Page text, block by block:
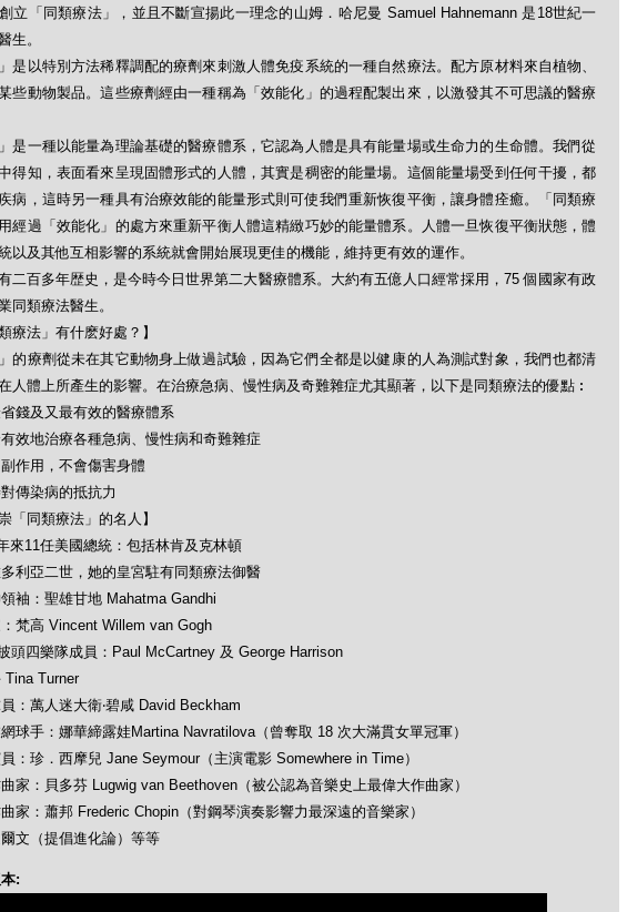
立「同類療法」，並且不斷宣揚此一理念的山姆．哈尼曼 Samuel Hahnemann 是18世紀一
生。
」是以特別方法稀釋調配的療劑來刺激人體免疫系統的一種自然療法。配方原材料來自植物、
些動物製品。這些療劑經由一種稱為「效能化」的過程配製出來，以激發其不可思議的醫療
」是一種以能量為理論基礎的醫療體系，它認為人體是具有能量場或生命力的生命體。我們從
得知，表面看來呈現固體形式的人體，其實是稠密的能量場。這個能量場受到任何干擾，都
病，這時另一種具有治療效能的能量形式則可使我們重新恢復平衡，讓身體痊癒。「同類療
經過「效能化」的處方來重新平衡人體這精緻巧妙的能量體系。人體一旦恢復平衡狀態，體
以及其他互相影響的系統就會開始展現更佳的機能，維持更有效的運作。
二百多年歴史，是今時今日世界第二大醫療體系。大約有五億人口經常採用，75 個國家有政
同類療法醫生。
療法」有什麽好處？】
」的療劑從未在其它動物身上做過試驗，因為它們全都是以健康的人為測試對象，我們也都清
人體上所產生的影響。在治療急病、慢性病及奇難雜症尤其顯著，以下是同類療法的優點︰
錢及又最有效的醫療體系
效地治療各種急病、慢性病和奇難雜症
作用，不會傷害身體
傳染病的抵抗力
「同類療法」的名人】
來11任美國總統：包括林肯及克林頓
利亞二世，她的皇宮駐有同類療法御醫
袖：聖雄甘地 Mahatma Gandhi
梵高 Vincent Willem van Gogh
頭四樂隊成員：Paul McCartney 及 George Harrison
Tina Turner
：萬人迷大衛‧碧咸 David Beckham
球手：娜華締露娃Martina Navratilova（曾奪取 18 次大滿貫女單冠軍）
：珍．西摩兒 Jane Seymour（主演電影 Somewhere in Time）
家：貝多芬 Lugwig van Beethoven（被公認為音樂史上最偉大作曲家）
家：蕭邦 Frederic Chopin（對鋼琴演奏影響力最深遠的音樂家）
文（提倡進化論）等等
: